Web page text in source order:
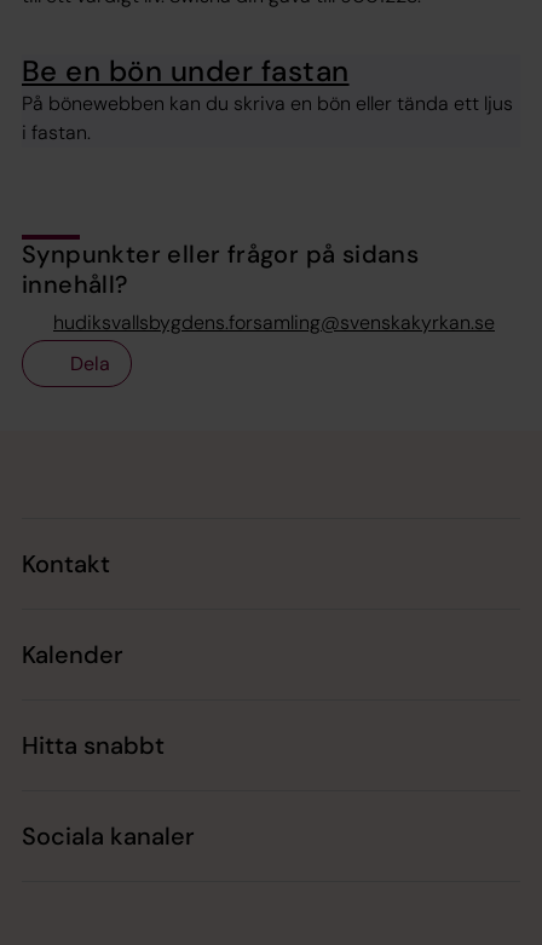
Be en bön under fastan
På bönewebben kan du skriva en bön eller tända ett ljus
i fastan.
Synpunkter eller frågor på sidans
innehåll?
hudiksvallsbygdens.forsamling@svenskakyrkan.se
Dela
Kontakt
Kalender
Hitta snabbt
Sociala kanaler